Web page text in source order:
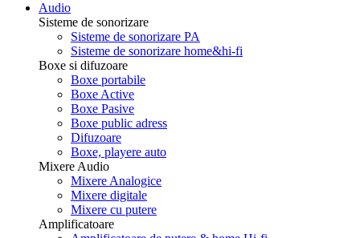
Audio
Sisteme de sonorizare
Sisteme de sonorizare PA
Sisteme de sonorizare home&hi-fi
Boxe si difuzoare
Boxe portabile
Boxe Active
Boxe Pasive
Boxe public adress
Difuzoare
Boxe, playere auto
Mixere Audio
Mixere Analogice
Mixere digitale
Mixere cu putere
Amplificatoare